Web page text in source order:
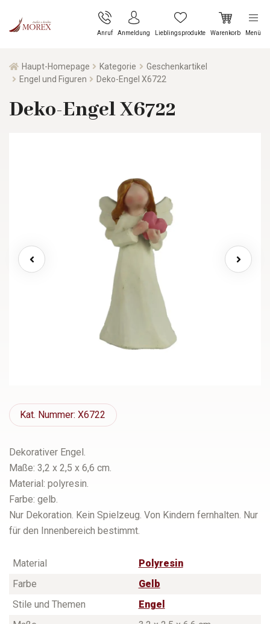
Anruf Anmeldung Lieblingsprodukte Warenkorb Menü
Haupt-Homepage Kategorie
Geschenkartikel
Engel und Figuren
Deko-Engel X6722
Deko-Engel X6722
Kat. Nummer: X6722
Dekorativer Engel.
Maße: 3,2 x 2,5 x 6,6 cm.
Material: polyresin.
Farbe: gelb.
Nur Dekoration. Kein Spielzeug. Von Kindern fernhalten. Nur
für den Innenbereich bestimmt.
Material
Polyresin
Farbe
Gelb
Stile und Themen
Engel